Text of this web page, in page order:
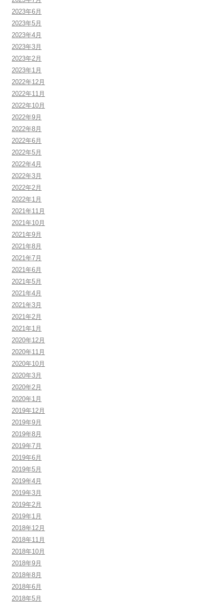
2023年6月
2023年5月
2023年4月
2023年3月
2023年2月
2023年1月
2022年12月
2022年11月
2022年10月
2022年9月
2022年8月
2022年6月
2022年5月
2022年4月
2022年3月
2022年2月
2022年1月
2021年11月
2021年10月
2021年9月
2021年8月
2021年7月
2021年6月
2021年5月
2021年4月
2021年3月
2021年2月
2021年1月
2020年12月
2020年11月
2020年10月
2020年3月
2020年2月
2020年1月
2019年12月
2019年9月
2019年8月
2019年7月
2019年6月
2019年5月
2019年4月
2019年3月
2019年2月
2019年1月
2018年12月
2018年11月
2018年10月
2018年9月
2018年8月
2018年6月
2018年5月